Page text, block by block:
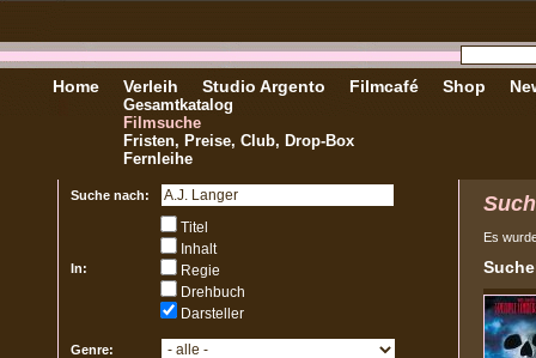
Home Verleih
Gesamtkatalog
Filmsuche
Fristen, Preise, Club, Drop-Box
Fernleihe
Studio Argento Filmcafé Shop
Suche nach:
In:
Titel
Inhalt
Regie
Drehbuch
Darsteller
Genre:
Es